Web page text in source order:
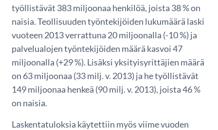
työllistävät 383 miljoonaa henkilöä, joista 38 % on
naisia. Teollisuuden työntekijöiden lukumäärä laski
vuoteen 2013 verrattuna 20 miljoonalla (-10 %) ja
palvelualojen työntekijöiden määrä kasvoi 47
miljoonalla (+29 %). Lisäksi yksityisyrittäjien määrä
on 63 miljoonaa (33 milj. v. 2013) ja he työllistävät
149 miljoonaa henkeä (90 milj. v. 2013), joista 46 %
on naisia.
Laskentatuloksia käytettiin myös viime vuoden